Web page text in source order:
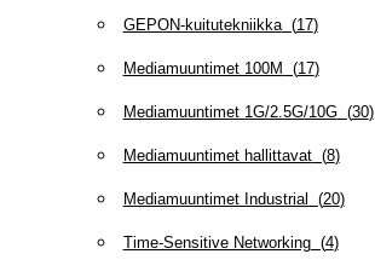
GEPON-kuitutekniikka(17)
Mediamuuntimet 100M (17)
Mediamuuntimet 1G/2.5G/10G(30)
Mediamuuntimet hallittavat(8)
Mediamuuntimet Industrial (20)
Time-Sensitive Networking(4)